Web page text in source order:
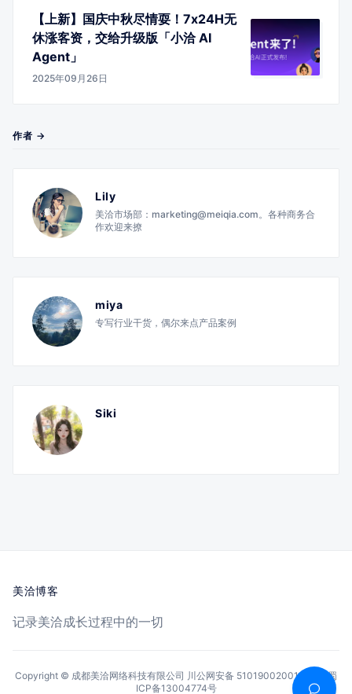
【上新】国庆中秋尽情耍！7x24H无
休涨客资，交给升级版「小洽 AI
Agent」
2025年09月26日
作者 →
Lily
美洽市场部：marketing@meiqia.com。各种商务合
作欢迎来撩
miya
专写行业干货，偶尔来点产品案例
Siki
美洽博客
记录美洽成长过程中的一切
Copyright © 成都美洽网络科技有限公司 川公网安备 51019002001144号
蜀
ICP备13004774号